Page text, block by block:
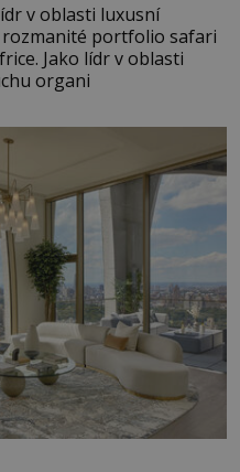
v oblasti luxusní
portfolio safari
Jako lídr v oblasti
organi